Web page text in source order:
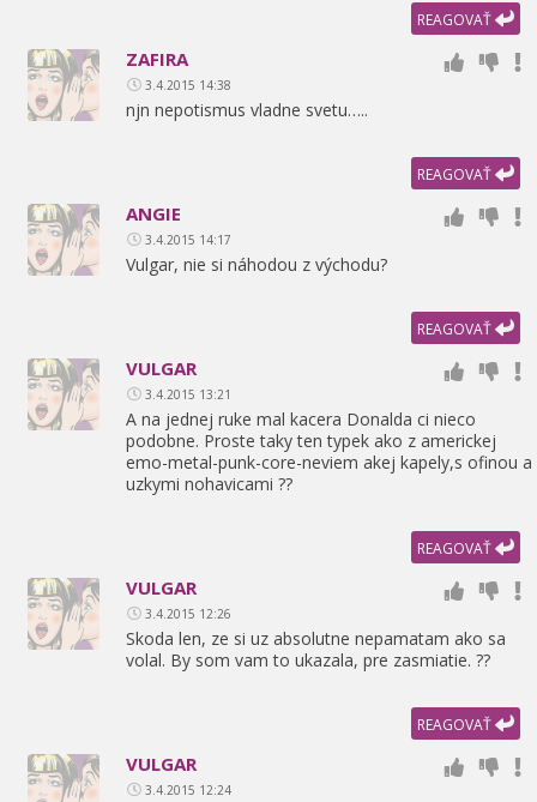
REAGOVAŤ
ZAFIRA
3.4.2015 14:38
njn nepotismus vladne svetu…..
REAGOVAŤ
ANGIE
3.4.2015 14:17
Vulgar, nie si náhodou z východu?
REAGOVAŤ
VULGAR
3.4.2015 13:21
A na jednej ruke mal kacera Donalda ci nieco
podobne. Proste taky ten typek ako z americkej
emo-metal-punk-core-neviem akej kapely,s ofinou a
uzkymi nohavicami ??
REAGOVAŤ
VULGAR
3.4.2015 12:26
Skoda len, ze si uz absolutne nepamatam ako sa
volal. By som vam to ukazala, pre zasmiatie. ??
REAGOVAŤ
VULGAR
3.4.2015 12:24